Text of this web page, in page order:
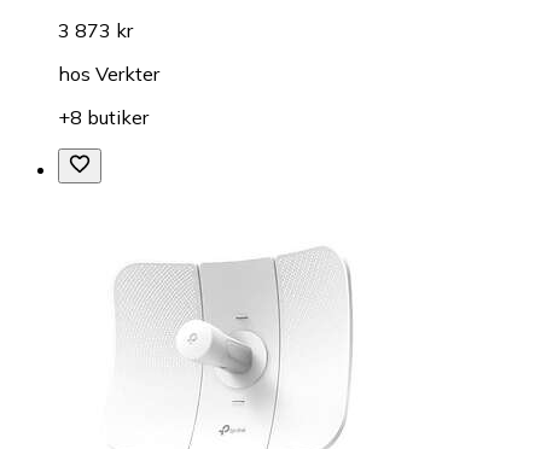
3 873 kr
hos Verkter
+8 butiker